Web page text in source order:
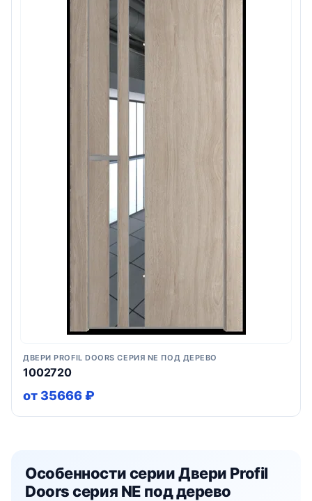
ДВЕРИ PROFIL DOORS СЕРИЯ NE ПОД ДЕРЕВО
1002720
от 35666 ₽
Особенности серии Двери Profil
Doors серия NE под дерево